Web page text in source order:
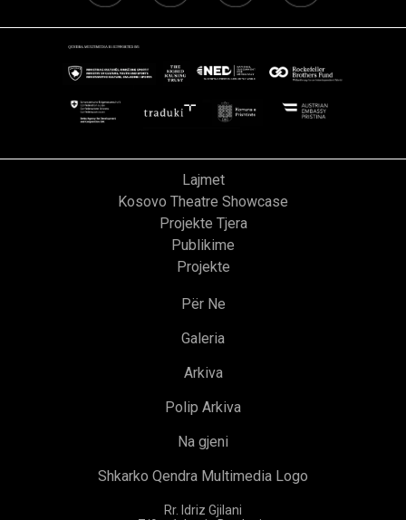
Lajmet
Kosovo Theatre Showcase
Projekte Tjera
Publikime
Projekte
Për Ne
Galeria
Arkiva
Polip Arkiva
Na gjeni
Shkarko Qendra Multimedia Logo
Rr. Idriz Gjilani